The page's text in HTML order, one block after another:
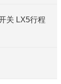
关 LX5行程